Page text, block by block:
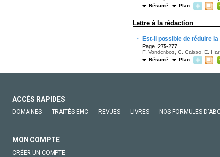
Résumé Plan
Lettre à la rédaction
· Est-il possible de réduire
Page :275-277
F. Vandenbos, C. Caisso, E.
Résumé Plan
ACCÈS RAPIDES
DOMAINES TRAITÉS EMC REVUES LIVRES NOS FORMULES
MON COMPTE
CRÉER UN COMPTE